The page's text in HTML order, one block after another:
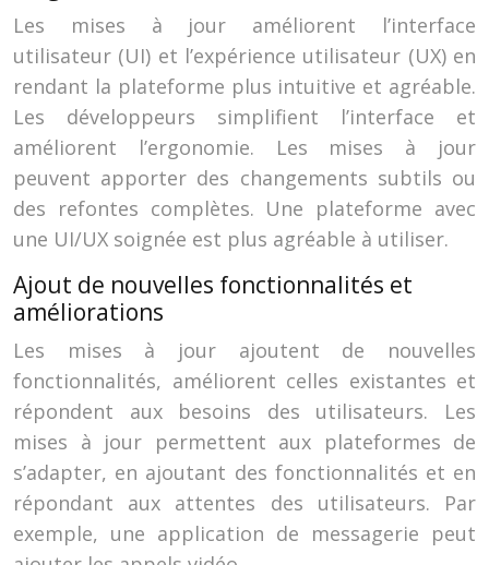
Les mises à jour améliorent l’interface
utilisateur (UI) et l’expérience utilisateur (UX) en
rendant la plateforme plus intuitive et agréable.
Les développeurs simplifient l’interface et
améliorent l’ergonomie. Les mises à jour
peuvent apporter des changements subtils ou
des refontes complètes. Une plateforme avec
une UI/UX soignée est plus agréable à utiliser.
Ajout de nouvelles fonctionnalités et
améliorations
Les mises à jour ajoutent de nouvelles
fonctionnalités, améliorent celles existantes et
répondent aux besoins des utilisateurs. Les
mises à jour permettent aux plateformes de
s’adapter, en ajoutant des fonctionnalités et en
répondant aux attentes des utilisateurs. Par
exemple, une application de messagerie peut